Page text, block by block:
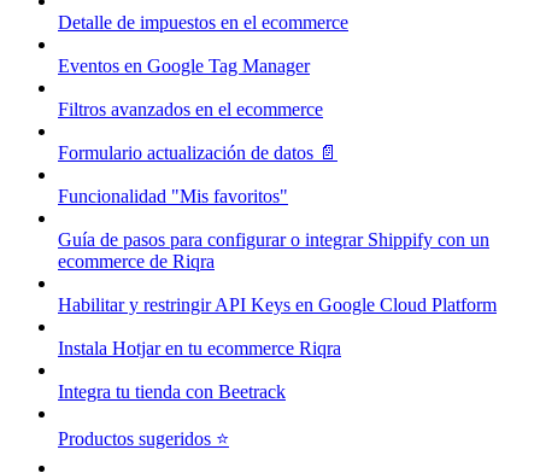
Detalle de impuestos en el ecommerce
Eventos en Google Tag Manager
Filtros avanzados en el ecommerce
Formulario actualización de datos 📄
Funcionalidad "Mis favoritos"
Guía de pasos para configurar o integrar Shippify con un
ecommerce de Riqra
Habilitar y restringir API Keys en Google Cloud Platform
Instala Hotjar en tu ecommerce Riqra
Integra tu tienda con Beetrack
Productos sugeridos ⭐